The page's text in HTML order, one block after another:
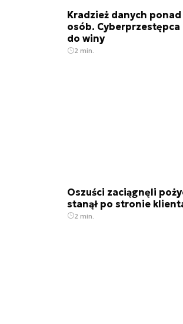
Kradzież danych ponad
osób. Cyberprzestępca
do winy
2 min.
Oszuści zaciągnęli
stanął po stronie
2 min.